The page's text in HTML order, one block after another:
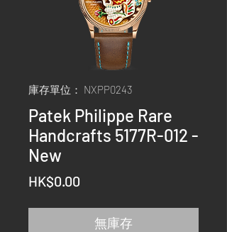
庫存單位： NXPP0243
Patek Philippe Rare
Handcrafts 5177R-012 -
New
HK$0.00
無庫存